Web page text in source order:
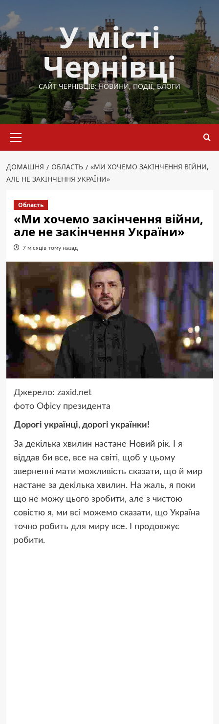
до
вмісту
У місті
Чернівці
САЙТ ЧЕРНІВЦІВ: НОВИНИ, ПОДІЇ, БЛОГИ
меню
ДОМАШНЯ ОБЛАСТЬ
«МИ ХОЧЕМО ЗАКІНЧЕННЯ ВІЙНИ,
АЛЕ НЕ ЗАКІНЧЕННЯ УКРАЇНИ»
Область
«Ми хочемо закінчення війни,
але не закінчення України»
7 місяців тому назад
Джерело: zaxid.net
фото Офісу президента
Дорогі українці, дорогі українки!
За декілька хвилин настане Новий рік. І я
віддав би все, все на світі, щоб у цьому
зверненні мати можливість сказати, що й мир
настане за декілька хвилин. На жаль, я поки
що не можу цього зробити, але з чистою
совістю я, ми всі можемо сказати, що Україна
точно робить для миру все. І продовжує
робити.